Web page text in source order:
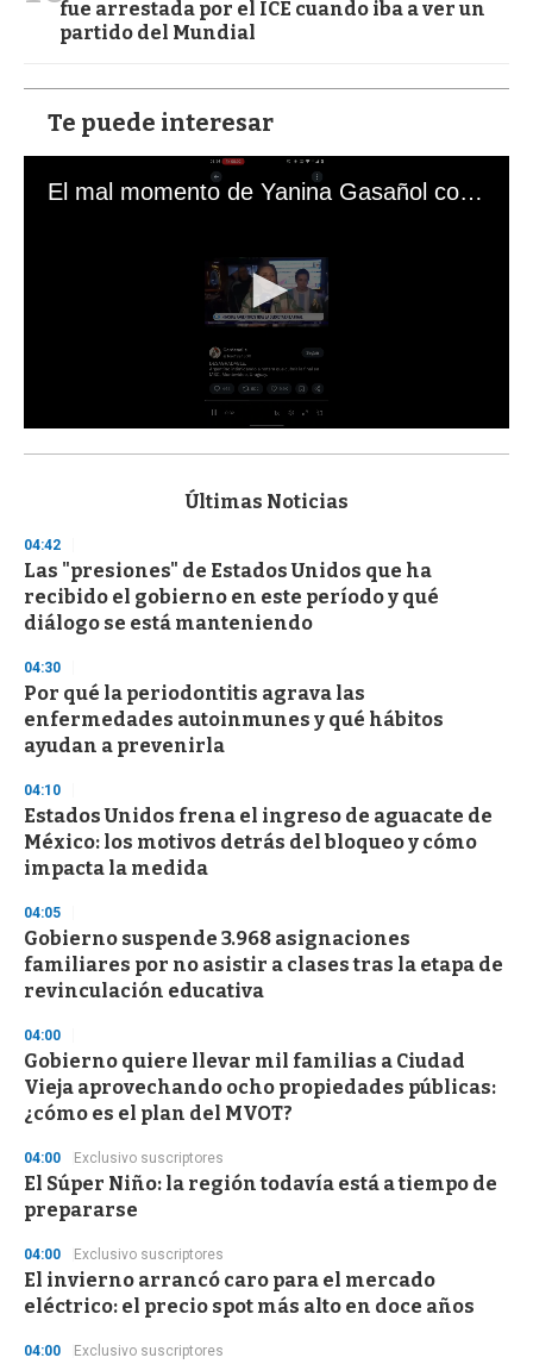
fue arrestada por el ICE cuando iba a ver un
partido del Mundial
Te puede interesar
El mal momento de Yanina Gasañol con un hincha argentino en "Subrayado"
s
d
s
o
f
3
s
e
c
o
n
Últimas Noticias
04:42
Las "presiones" de Estados Unidos que ha
recibido el gobierno en este período y qué
diálogo se está manteniendo
04:30
Por qué la periodontitis agrava las
enfermedades autoinmunes y qué hábitos
ayudan a prevenirla
04:10
Estados Unidos frena el ingreso de aguacate de
México: los motivos detrás del bloqueo y cómo
impacta la medida
04:05
Gobierno suspende 3.968 asignaciones
familiares por no asistir a clases tras la etapa de
revinculación educativa
04:00
Gobierno quiere llevar mil familias a Ciudad
Vieja aprovechando ocho propiedades públicas:
¿cómo es el plan del MVOT?
04:00 Exclusivo suscriptores
El Súper Niño: la región todavía está a tiempo de
prepararse
04:00 Exclusivo suscriptores
El invierno arrancó caro para el mercado
eléctrico: el precio spot más alto en doce años
04:00 Exclusivo suscriptores